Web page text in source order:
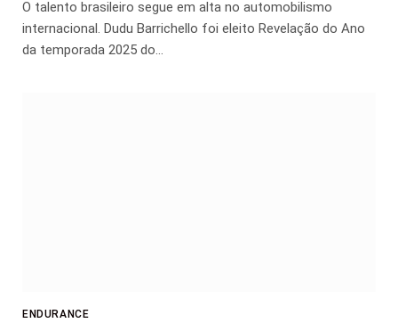
O talento brasileiro segue em alta no automobilismo
internacional. Dudu Barrichello foi eleito Revelação do Ano
da temporada 2025 do…
ENDURANCE